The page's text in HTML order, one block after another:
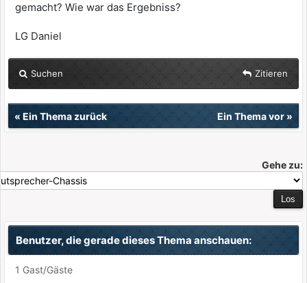
gemacht? Wie war das Ergebniss?
LG Daniel
Suchen Zitieren
« Ein Thema zurück Ein Thema vor»
Gehe zu:
Benutzer, die gerade dieses Thema anschauen:
1 Gast/Gäste